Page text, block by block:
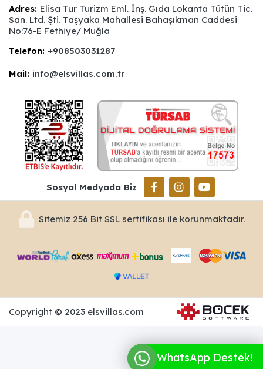
Adres: Elisa Tur Turizm Eml. İnş. Gıda Lokanta Tütün Tic.
San. Ltd. Şti. Taşyaka Mahallesi Bahaşıkman Caddesi
No:76-E Fethiye/ Muğla
Telefon: +908503031287
Mail: info@elsvillas.com.tr
Sosyal Medyada Biz
Sitemiz 256 Bit SSL sertifikası ile korunmaktadır.
Copyright © 2023 elsvillas.com
WhatsApp Destek!